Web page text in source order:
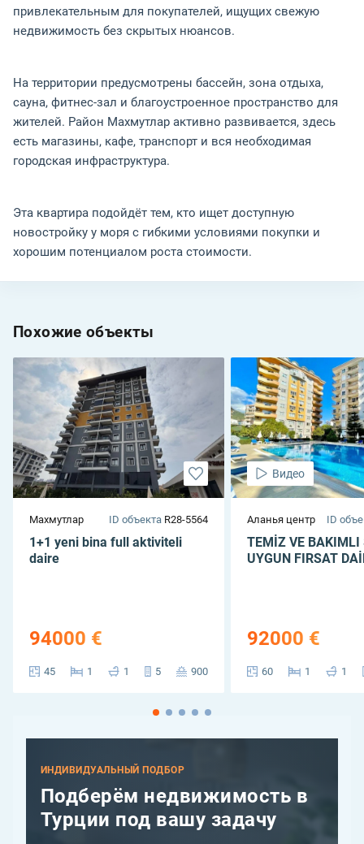
привлекательным для покупателей, ищущих свежую
недвижимость без скрытых нюансов.
На территории предусмотрены бассейн, зона отдыха,
сауна, фитнес-зал и благоустроенное пространство для
жителей. Район Махмутлар активно развивается, здесь
есть магазины, кафе, транспорт и вся необходимая
городская инфраструктура.
Эта квартира подойдёт тем, кто ищет доступную
новостройку у моря с гибкими условиями покупки и
хорошим потенциалом роста стоимости.
Похожие объекты
Махмутлар ID объекта R28-5564
1+1 yeni bina full aktiviteli
daire
94000 €
45 1 1 5 900
Видео
Аланья центр ID
TEMİZ VE BAKIMLI
UYGUN FIRSAT
92000 €
60 1 1
ИНДИВИДУАЛЬНЫЙ ПОДБОР
Подберём недвижимость в
Турции под вашу задачу